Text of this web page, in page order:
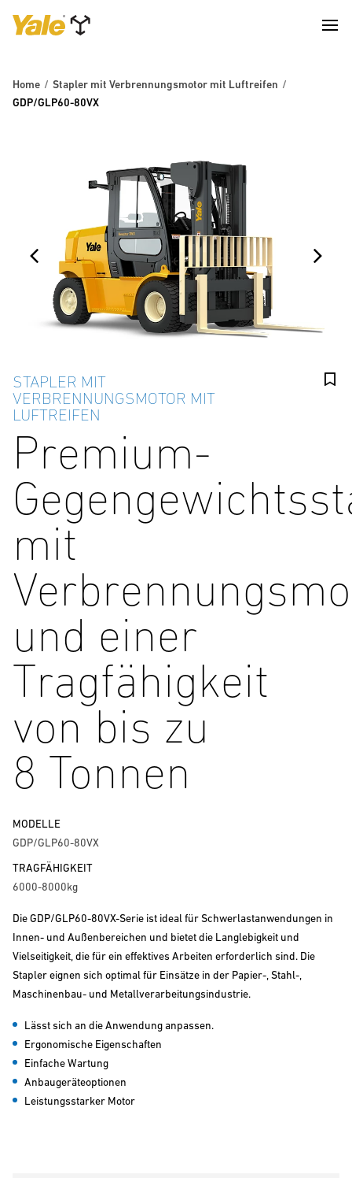
Home
Stapler mit Verbrennungsmotor mit Luftreifen
GDP/GLP60-80VX
STAPLER MIT
VERBRENNUNGSMOTOR MIT
LUFTREIFEN
Premium-
mit
und einer
Tragfähigkeit
von bis zu
8 Tonnen
MODELLE
GDP/GLP60-80VX
TRAGFÄHIGKEIT
6000-8000kg
Die GDP/GLP60-80VX-Serie ist ideal für Schwerlastanwendungen in
Innen- und Außenbereichen und bietet die Langlebigkeit und
Vielseitigkeit, die für ein effektives Arbeiten erforderlich sind. Die
Stapler eignen sich optimal für Einsätze in der Papier-, Stahl-,
Maschinenbau- und Metallverarbeitungsindustrie.
Lässt sich an die Anwendung anpassen.
Ergonomische Eigenschaften
Einfache Wartung
Anbaugeräteoptionen
Leistungsstarker Motor